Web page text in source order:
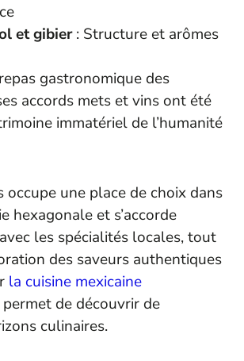
et gibier: Structure et arômes
gastronomique des
accords mets et vins ont été
immatériel de l’humanité
occupe une place de choix dans
hexagonale et s’accorde
les spécialités locales, tout
des saveurs authentiques
la cuisine mexicaine
permet de découvrir de
culinaires.